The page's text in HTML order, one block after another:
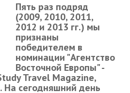
Пять раз подряд
(2009, 2010, 2011,
2012 и 2013 гг.) мы
признаны
победителем в
номинации "Агентство
Восточной Европы" -
Travel Magazine,
На сегодняшний день